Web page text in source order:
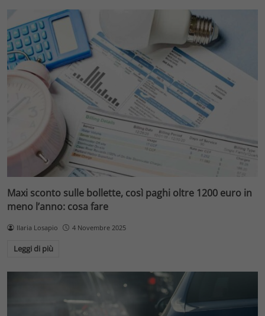
Maxi sconto sulle bollette, così paghi oltre 1200 euro in
meno l’anno: cosa fare
Ilaria Losapio 4 Novembre 2025
Leggi di più